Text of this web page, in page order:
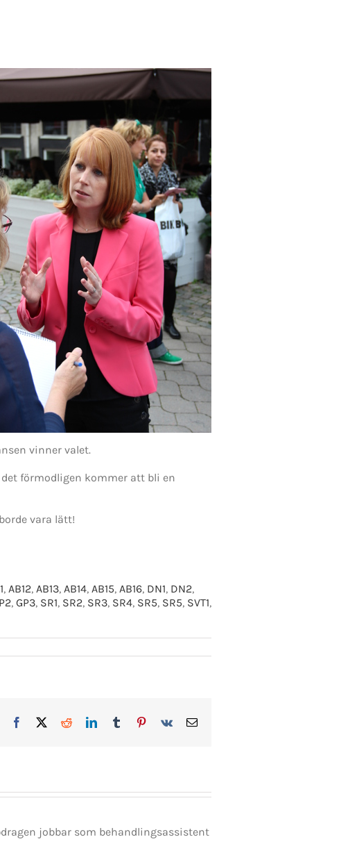
vinner valet.
förmodligen kommer att bli en
vara lätt!
, AB12, AB13, AB14, AB15, AB16, DN1, DN2,
, GP3, SR1, SR2, SR3, SR4, SR5, SR5, SVT1,
Facebook RedditLinkedInTumblr Pinterest
Vk
E-
jobbar som behandlingsassistent